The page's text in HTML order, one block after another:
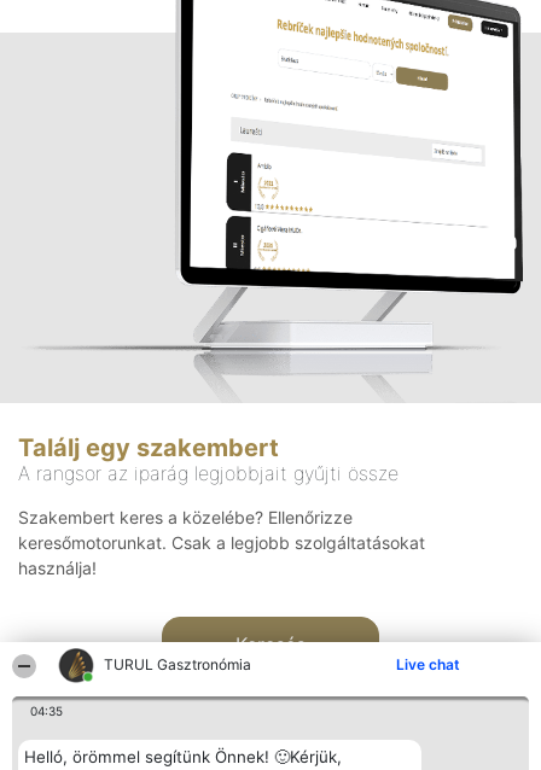
TURUL Gasztronómia Live chat
04:35
Helló, örömmel segítünk Önnek! 🙂Kérjük,
Találj egy szakembert
A rangsor az iparág legjobbjait gyűjti össze
Szakembert keres a közelébe? Ellenőrizze
keresőmotorunkat. Csak a legjobb szolgáltatásokat
használja!
Keresés